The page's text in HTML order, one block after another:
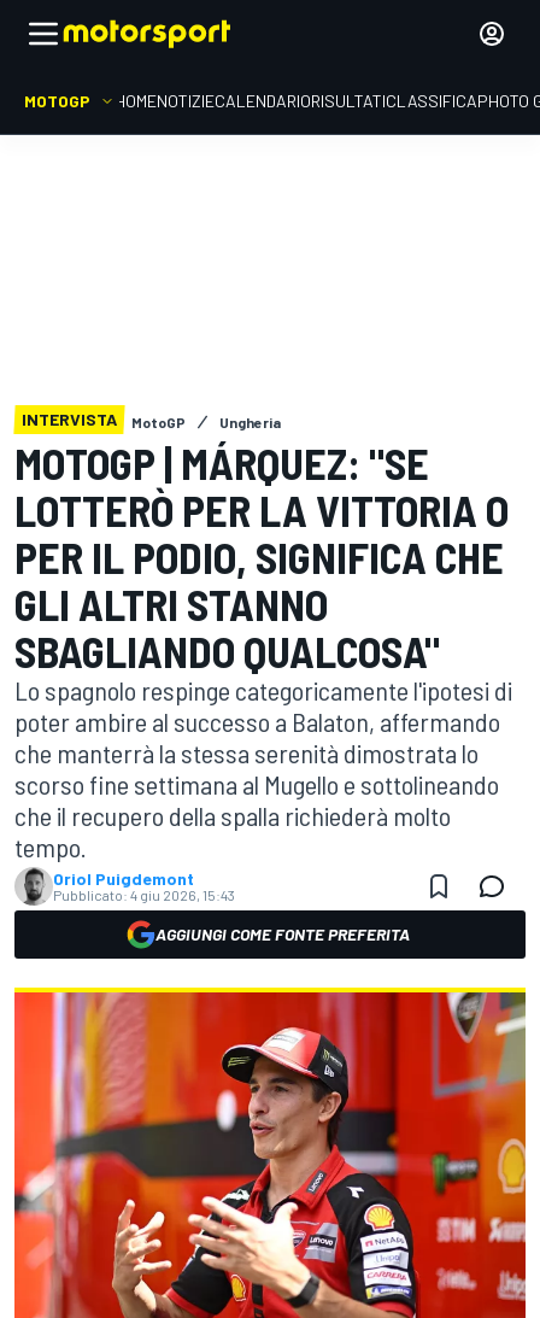
MOTOGP HOMENOTIZIECALENDARIORISULTATICLASSIFICAPHOTO
INTERVISTA MotoGP Ungheria
MOTOGP | MÁRQUEZ: "SE
LOTTERÒ PER LA VITTORIA O
PER IL PODIO, SIGNIFICA CHE
GLI ALTRI STANNO
SBAGLIANDO QUALCOSA"
Lo spagnolo respinge categoricamente l'ipotesi di
poter ambire al successo a Balaton, affermando
che manterrà la stessa serenità dimostrata lo
scorso fine settimana al Mugello e sottolineando
che il recupero della spalla richiederà molto
tempo.
Oriol Puigdemont
Pubblicato: 4 giu 2026, 15:43
AGGIUNGI COME FONTE PREFERITA